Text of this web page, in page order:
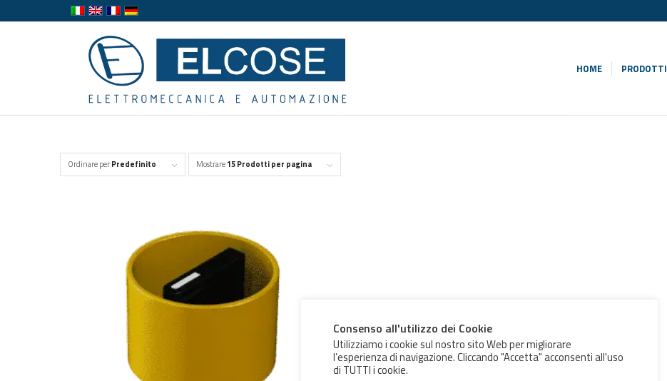
HOME PRODOTTI
Ordinare perPredefinito Mostrare15 Prodotti per pagina
Consenso all'utilizzo dei Cookie
Utilizziamo i cookie sul nostro sito Web per migliorare
l’esperienza di navigazione. Cliccando "Accetta" acconsenti all'uso
di TUTTI i cookie.